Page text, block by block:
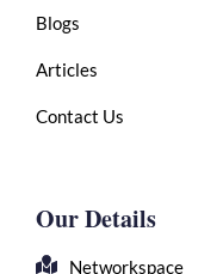
Blogs
Articles
Contact Us
Our Details
Networkspace